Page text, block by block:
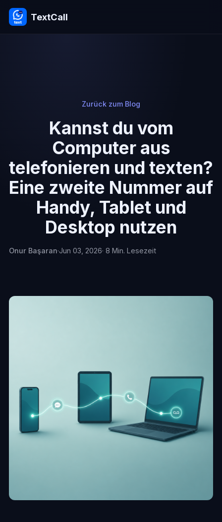
TextCall
Zurück zum Blog
Kannst du vom
Computer aus
telefonieren und texten?
Eine zweite Nummer auf
Handy, Tablet und
Desktop nutzen
Onur Başaran·Jun 03, 2026· 8 Min. Lesezeit